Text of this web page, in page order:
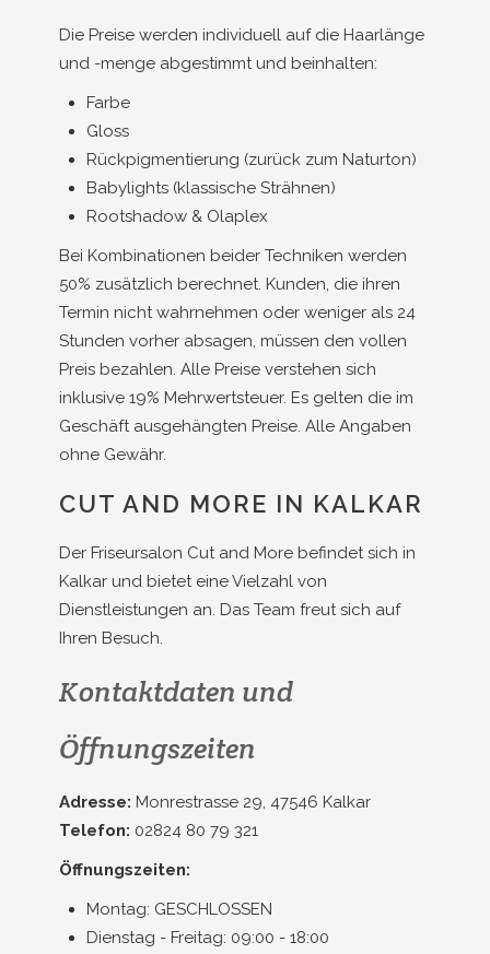
Die Preise werden individuell auf die Haarlänge
und -menge abgestimmt und beinhalten:
Farbe
Gloss
Rückpigmentierung (zurück zum Naturton)
Babylights (klassische Strähnen)
Rootshadow & Olaplex
Bei Kombinationen beider Techniken werden
50% zusätzlich berechnet. Kunden, die ihren
Termin nicht wahrnehmen oder weniger als 24
Stunden vorher absagen, müssen den vollen
Preis bezahlen. Alle Preise verstehen sich
inklusive 19% Mehrwertsteuer. Es gelten die im
Geschäft ausgehängten Preise. Alle Angaben
ohne Gewähr.
CUT AND MORE IN KALKAR
Der Friseursalon Cut and More befindet sich in
Kalkar und bietet eine Vielzahl von
Dienstleistungen an. Das Team freut sich auf
Ihren Besuch.
Kontaktdaten und
Öffnungszeiten
Adresse: Monrestrasse 29, 47546 Kalkar
Telefon: 02824 80 79 321
Öffnungszeiten:
Montag: GESCHLOSSEN
Dienstag - Freitag: 09:00 - 18:00